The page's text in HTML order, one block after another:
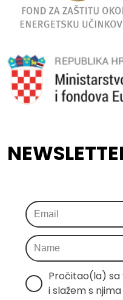
Pročitao(la) sa
i slažem s njima